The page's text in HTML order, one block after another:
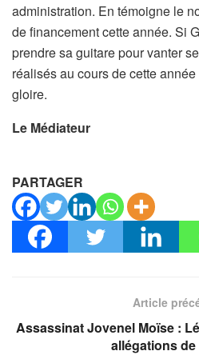
administration. En témoigne le
de financement cette année. Si
prendre sa guitare pour vanter
réalisés au cours de cette
gloire.
Le Médiateur
PARTAGER
Article
Assassinat Jovenel Moïse :
allégations de